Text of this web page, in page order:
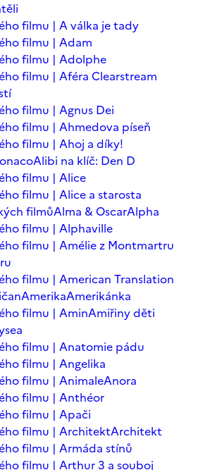
filmu | A válka je tady
filmu | Adam
filmu | Adolphe
filmu | Aféra Clearstream
filmu | Agnus Dei
filmu | Ahmedova píseň
filmu | Ahoj a díky!
Alibi na klíč: Den D
filmu | Alice
filmu | Alice a starosta
filmůAlma & OscarAlpha
filmu | Alphaville
filmu | Amélie z Montmartru
filmu | American Translation
AmerikaAmerikánka
filmu | AminAmiřiny děti
filmu | Anatomie pádu
filmu | Angelika
filmu | AnimaleAnora
filmu | Anthéor
filmu | Apači
filmu | ArchitektArchitekt
filmu | Armáda stínů
filmu | Arthur 3 a souboj